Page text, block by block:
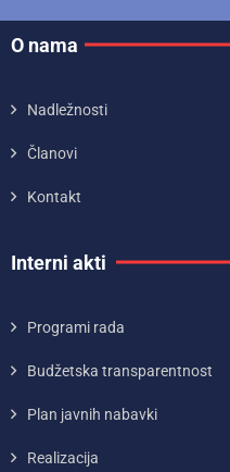
O nama
Nadležnosti
Članovi
Kontakt
Interni akti
Programi rada
Budžetska transparentnost
Plan javnih nabavki
Realizacija